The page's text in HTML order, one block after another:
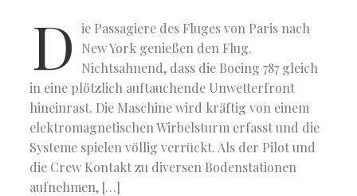
D ie Passagiere des Fluges von Paris nach
New York genießen den Flug.
Nichtsahnend, dass die Boeing 787 gleich
in eine plötzlich auftauchende Unwetterfront
hineinrast. Die Maschine wird kräftig von einem
elektromagnetischen Wirbelsturm erfasst und die
Systeme spielen völlig verrückt. Als der Pilot und
die Crew Kontakt zu diversen Bodenstationen
aufnehmen, […]